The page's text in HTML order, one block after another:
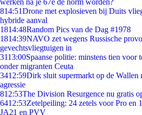
werken na je 67e de norm worden?
814:51Drone met explosieven bij Duits
hybride aanval
1814:48Random Pics van de Dag #1978
1814:39NAVO zet wegens Russische
gevechtsvliegtuigen in
3113:00Spaanse politie: minstens tien voor
onder migranten Ceuta
3412:59Dirk sluit supermarkt op de Wallen
agressie
812:53The Division Resurgence nu gratis
6412:53Zetelpeiling: 24 zetels voor Pro en
JA21 en PVV